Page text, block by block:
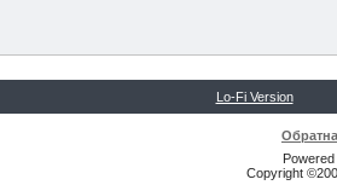
Lo-Fi Version
Copyright